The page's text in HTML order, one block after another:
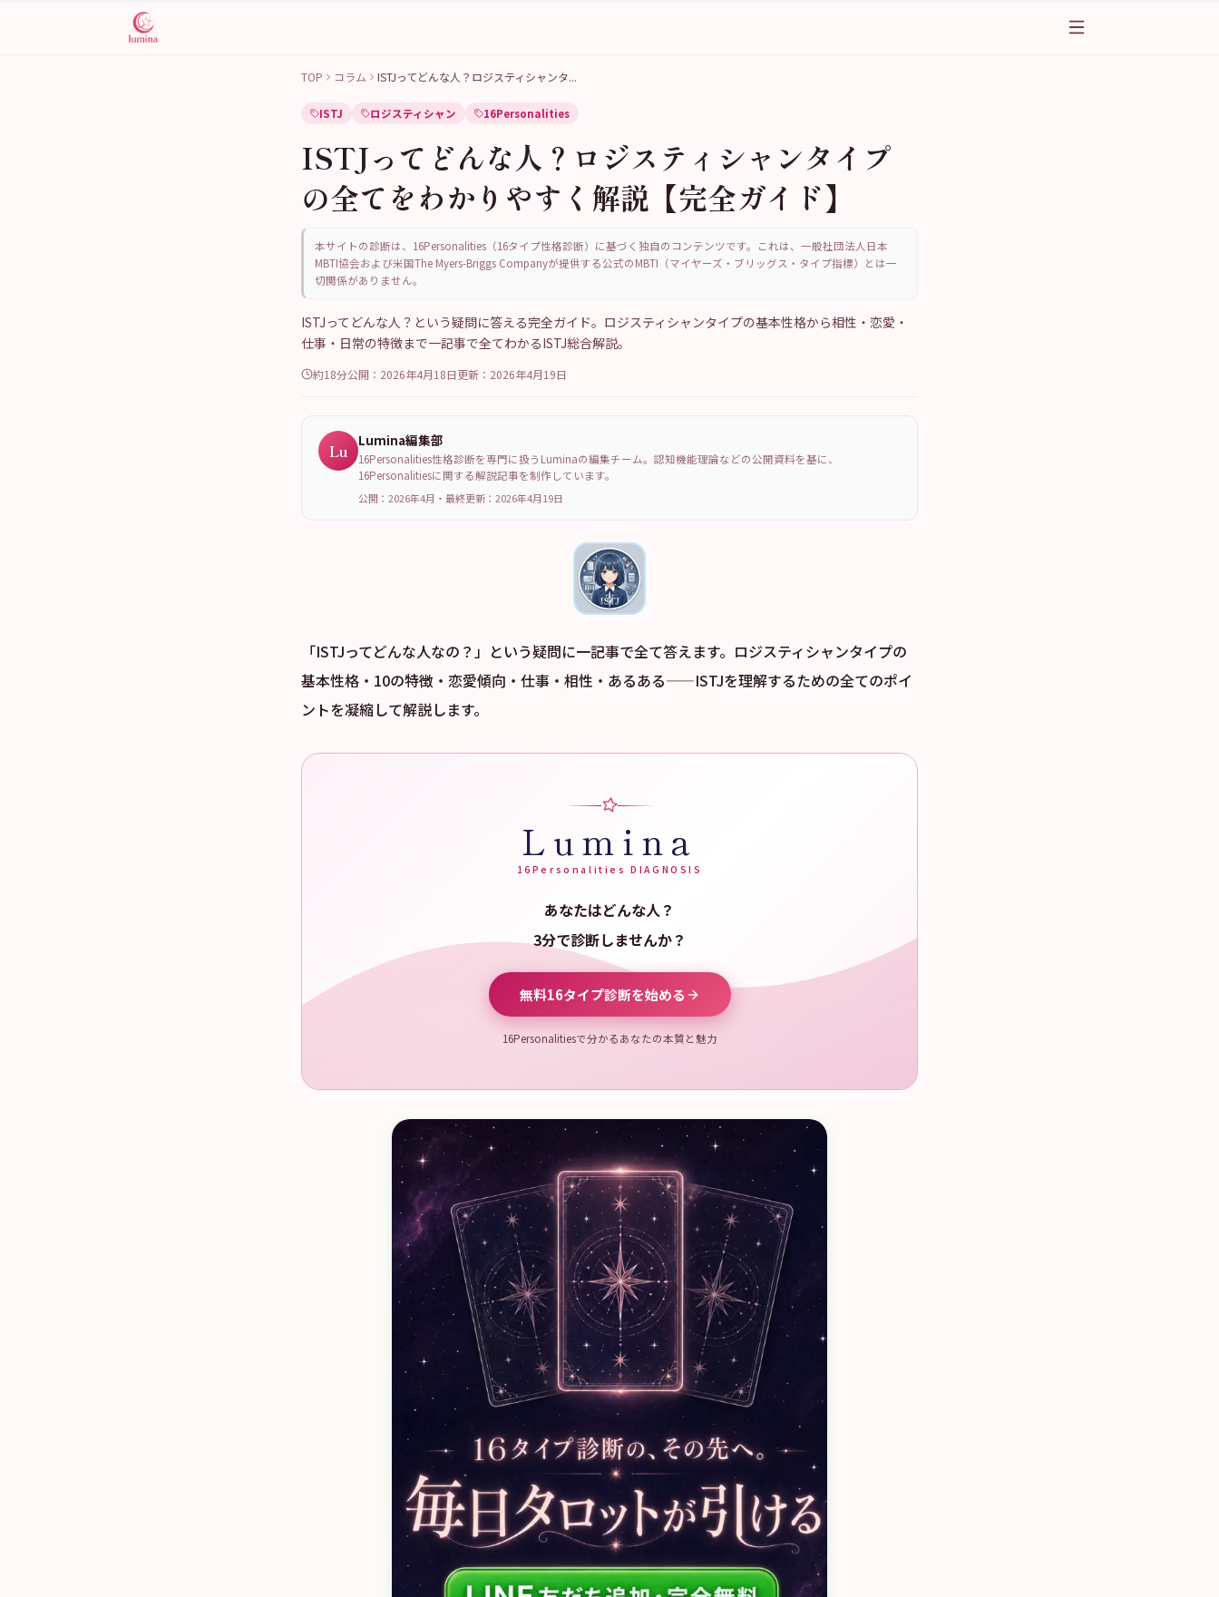
TOP コラム ISTJってどんな人？ロジスティシャンタ...
ISTJ ロジスティシャン 16Personalities
ISTJってどんな人？ロジスティシャンタイプ
の全てをわかりやすく解説【完全ガイド】
本サイトの診断は、16Personalities（16タイプ性格診断）に基づく独自のコンテンツです。これは、一般社団法人日本
MBTI協会および米国The Myers-Briggs Companyが提供する公式のMBTI（マイヤーズ・ブリッグス・タイプ指標）とは一
切関係がありません。
ISTJってどんな人？という疑問に答える完全ガイド。ロジスティシャンタイプの基本性格から相性・恋愛・
仕事・日常の特徴まで一記事で全てわかるISTJ総合解説。
約18分公開： 2026年4月18日更新： 2026年4月19日
Lu Lumina編集部
16Personalities性格診断を専門に扱うLuminaの編集チーム。認知機能理論などの公開資料を基に、
16Personalitiesに関する解説記事を制作しています。
公開：2026年4月 ・ 最終更新： 2026年4月19日
「ISTJってどんな人なの？」という疑問に一記事で全て答えます。ロジスティシャンタイプの
基本性格・10の特徴・恋愛傾向・仕事・相性・あるある——ISTJを理解するための全てのポイ
ントを凝縮して解説します。
Lumina
16Personalities DIAGNOSIS
あなたはどんな人？
3分で診断しませんか？
無料16タイプ診断を始める
16Personalitiesで分かるあなたの本質と魅力